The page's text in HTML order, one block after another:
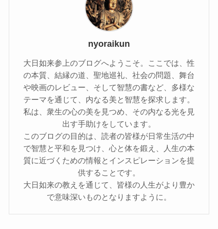
nyoraikun
大日如来参上のブログへようこそ。ここでは、性
の本質、結縁の道、聖地巡礼、社会の問題、舞台
や映画のレビュー、そして智慧の書など、多様な
テーマを通じて、内なる美と智慧を探求します。
私は、衆生の心の美を見つめ、その内なる光を見
出す手助けをしています。
このブログの目的は、読者の皆様が日常生活の中
で智慧と平和を見つけ、心と体を鍛え、人生の本
質に近づくための情報とインスピレーションを提
供することです。
大日如来の教えを通じて、皆様の人生がより豊か
で意味深いものとなりますように。